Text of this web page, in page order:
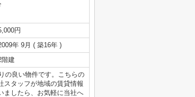
円
年 9月 ( 築16年 )
階建
の良い物件です。こちらの
スタッフが地域の賃貸情報
ましたら、お気軽に当社へ